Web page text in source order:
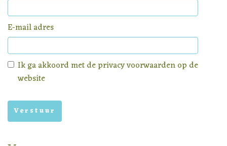
E-mail adres
Ik ga akkoord met deprivacy voorwaardenop de
website